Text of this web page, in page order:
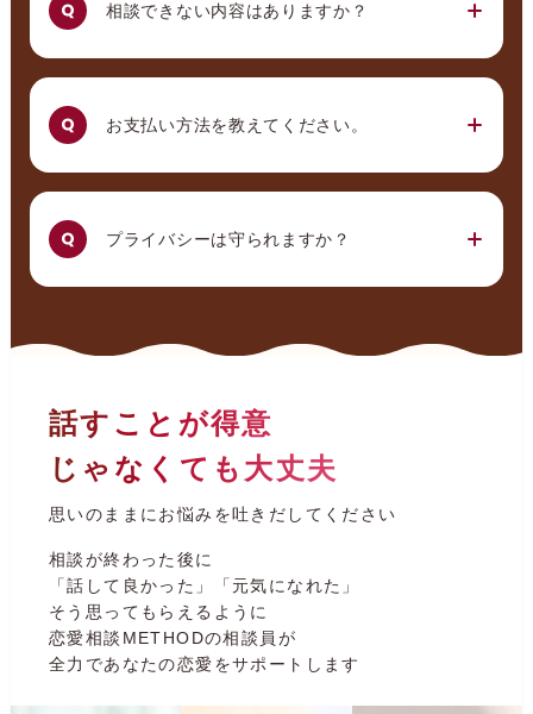
相談できない内容はありますか？
お支払い方法を教えてください。
プライバシーは守られますか？
話すことが得意
じゃなくても大丈夫
思いのままにお悩みを吐きだしてください
相談が終わった後に
「話して良かった」「元気になれた」
そう思ってもらえるように
恋愛相談METHODの相談員が
全力であなたの恋愛をサポートします